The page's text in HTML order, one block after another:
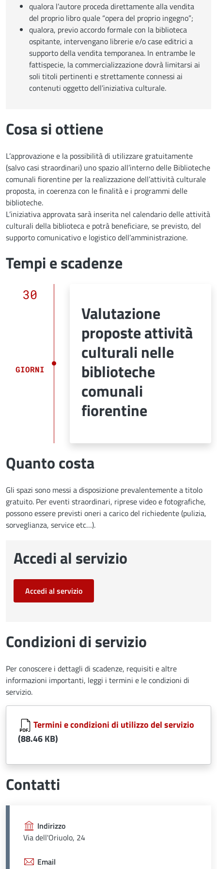
qualora l’autore proceda direttamente alla vendita
del proprio libro quale “opera del proprio ingegno”;
qualora, previo accordo formale con la biblioteca
ospitante, intervengano librerie e/o case editrici a
supporto della vendita temporanea. In entrambe le
fattispecie, la commercializzazione dovrà limitarsi ai
soli titoli pertinenti e strettamente connessi ai
contenuti oggetto dell’iniziativa culturale.
Cosa si ottiene
L’approvazione e la possibilità di utilizzare gratuitamente
(salvo casi straordinari) uno spazio all’interno delle Biblioteche
comunali fiorentine per la realizzazione dell’attività culturale
proposta, in coerenza con le finalità e i programmi delle
biblioteche.
L’iniziativa approvata sarà inserita nel calendario delle attività
culturali della biblioteca e potrà beneficiare, se previsto, del
supporto comunicativo e logistico dell’amministrazione.
Tempi e scadenze
30
GIORNI
Valutazione
proposte attività
culturali nelle
biblioteche
comunali
fiorentine
Quanto costa
Gli spazi sono messi a disposizione prevalentemente a titolo
gratuito. Per eventi straordinari, riprese video e fotografiche,
possono essere previsti oneri a carico del richiedente (pulizia,
sorveglianza, service etc…).
Accedi al servizio
Accedi al servizio
Condizioni di servizio
Per conoscere i dettagli di scadenze, requisiti e altre
informazioni importanti, leggi i termini e le condizioni di
servizio.
Document
Termini e condizioni di utilizzo del servizio
(88.46 KB)
Contatti
Indirizzo
Via dell'Oriuolo, 24
Email